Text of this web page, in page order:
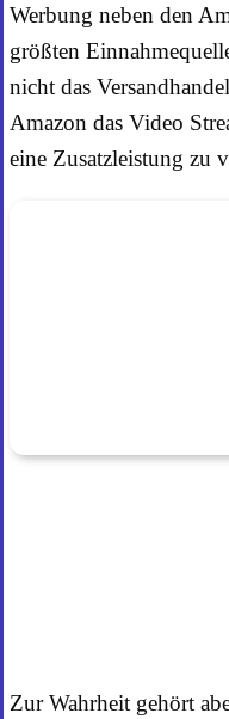
Werbung neben den
größten
nicht das
Amazon das Video
eine Zusatzleistung zu
Zur Wahrheit gehört